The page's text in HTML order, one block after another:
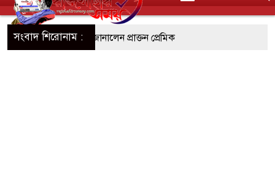
সংবাদ শিরোনাম :
জীবনে শুভেচ্ছা জানালেন প্রাক্তন প্রেমিক